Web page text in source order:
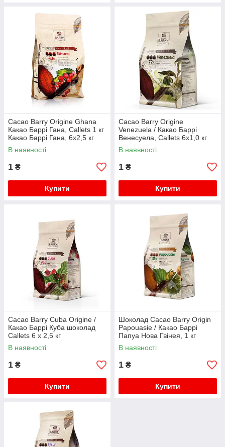
Cacao Barry Origine Ghana
Какао Баррі Гана, Callets 1 кг
Какао Баррі Гана, 6х2,5 кг
В наявності
1 ₴
Купити
Cacao Barry Origine
Venezuela / Какао Баррі
Венесуела, Callets 6x1,0 кг
В наявності
1 ₴
Купити
Cacao Barry Cuba Origine /
Какао Баррі Куба шоколад
Callets 6 x 2,5 кг
В наявності
1 ₴
Купити
Шоколад Cacao Barry Origin
Papouasie / Какао Баррі
Папуа Нова Гвінея, 1 кг
В наявності
1 ₴
Купити